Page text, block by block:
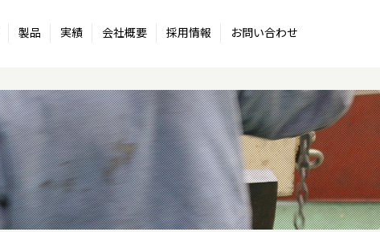
製品 実績 会社概要 採用情報 お問い合わせ